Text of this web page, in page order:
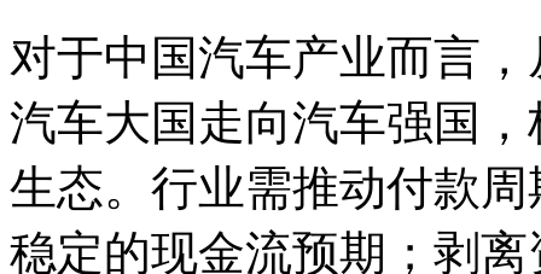
对于中国汽车产业而言
汽车大国走向汽车强国
生态。行业需推动付款
稳定的现金流预期；剥